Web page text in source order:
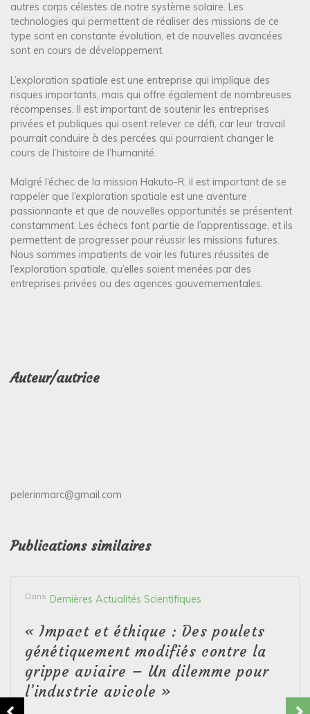
autres corps célestes de notre système solaire. Les
technologies qui permettent de réaliser des missions de ce
type sont en constante évolution, et de nouvelles avancées
sont en cours de développement.
L’exploration spatiale est une entreprise qui implique des
risques importants, mais qui offre également de nombreuses
récompenses. Il est important de soutenir les entreprises
privées et publiques qui osent relever ce défi, car leur travail
pourrait conduire à des percées qui pourraient changer le
cours de l’histoire de l’humanité.
Malgré l’échec de la mission Hakuto-R, il est important de se
rappeler que l’exploration spatiale est une aventure
passionnante et que de nouvelles opportunités se présentent
constamment. Les échecs font partie de l’apprentissage, et ils
permettent de progresser pour réussir les missions futures.
Nous sommes impatients de voir les futures réussites de
l’exploration spatiale, qu’elles soient menées par des
entreprises privées ou des agences gouvernementales.
Auteur/autrice
pelerinmarc@gmail.com
Publications similaires
Dans Dernières Actualités Scientifiques
« Impact et éthique : Des poulets
génétiquement modifiés contre la
grippe aviaire – Un dilemme pour
l’industrie avicole »